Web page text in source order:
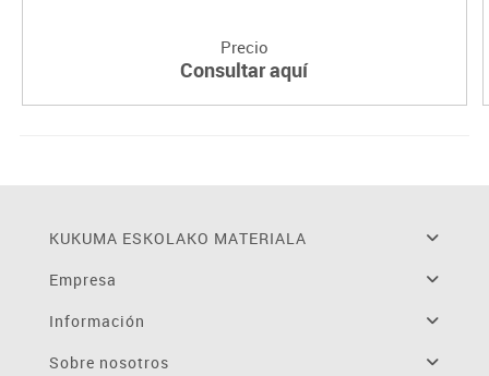
Precio
Consultar aquí
KUKUMA ESKOLAKO MATERIALA
Empresa
Información
Sobre nosotros